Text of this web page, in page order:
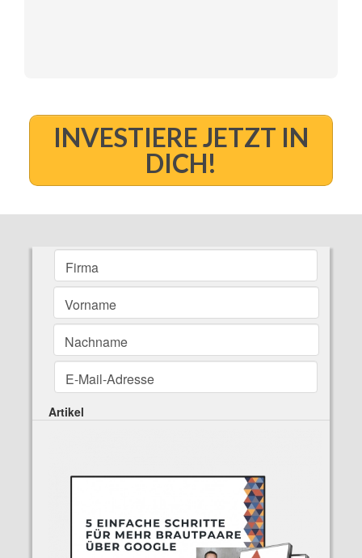
INVESTIERE JETZT IN
DICH!